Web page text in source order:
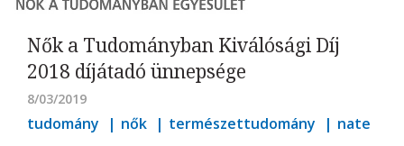
Nők a Tudományban Kiválósági Díj
2018 díjátadó ünnepsége
8/03/2019
tudomány nők természettudomány nate